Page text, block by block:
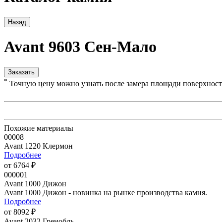
Назад
Avant 9603 Сен-Мало
Заказать
* Точную цену можно узнать после замера площади
Похожие материалы
00008
Avant 1220 Клермон
Подробнее
от 6764 ₽
000001
Avant 1000 Дижон
Avant 1000 Дижон - новинка на рынке производства камня.
Подробнее
от 8092 ₽